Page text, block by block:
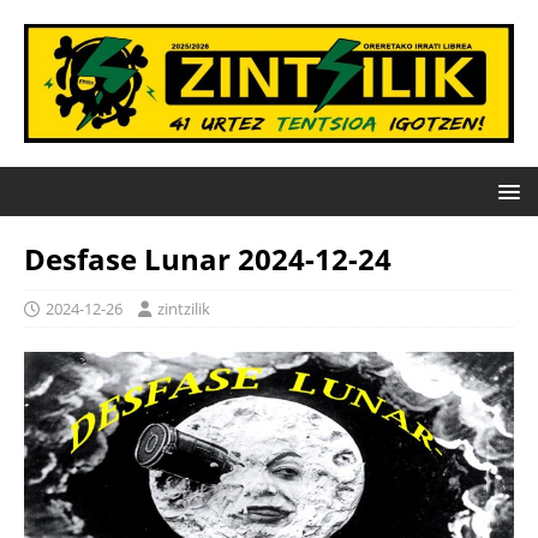
Desfase Lunar 2024-12-24
2024-12-26 zintzilik